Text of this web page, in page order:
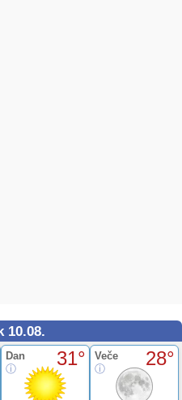
10.08.
Dan 31° Veče 28°